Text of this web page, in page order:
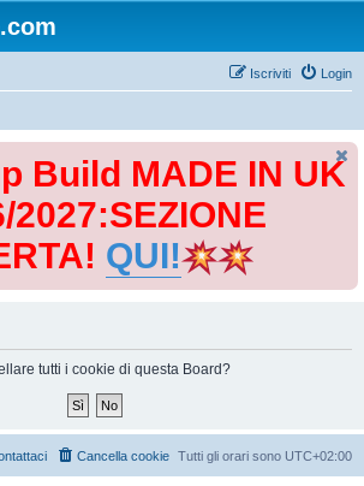
Login
Iscriviti
Build MADE IN UK
2027:SEZIONE
QUI!
tutti i cookie di questa Board?
Tutti gli orari sono UTC+02:00
Cancella cookie